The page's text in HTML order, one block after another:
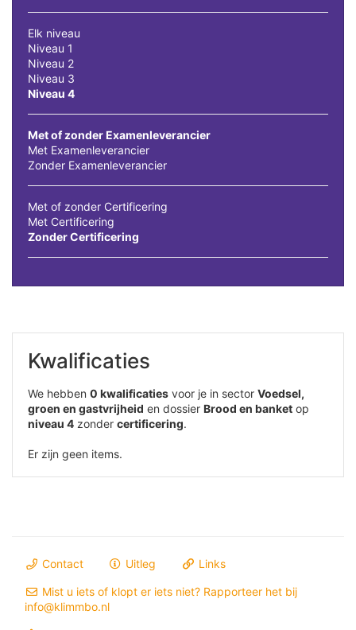
Elk niveau
Niveau 1
Niveau 2
Niveau 3
Niveau 4
Met of zonder Examenleverancier
Met Examenleverancier
Zonder Examenleverancier
Met of zonder Certificering
Met Certificering
Zonder Certificering
Kwalificaties
We hebben 0 kwalificaties voor je in sector Voedsel,
groen en gastvrijheid en dossier Brood en banket op
niveau 4 zonder certificering.
Er zijn geen items.
Contact Uitleg Links
Mist u iets of klopt er iets niet? Rapporteer het bij
info@klimmbo.nl